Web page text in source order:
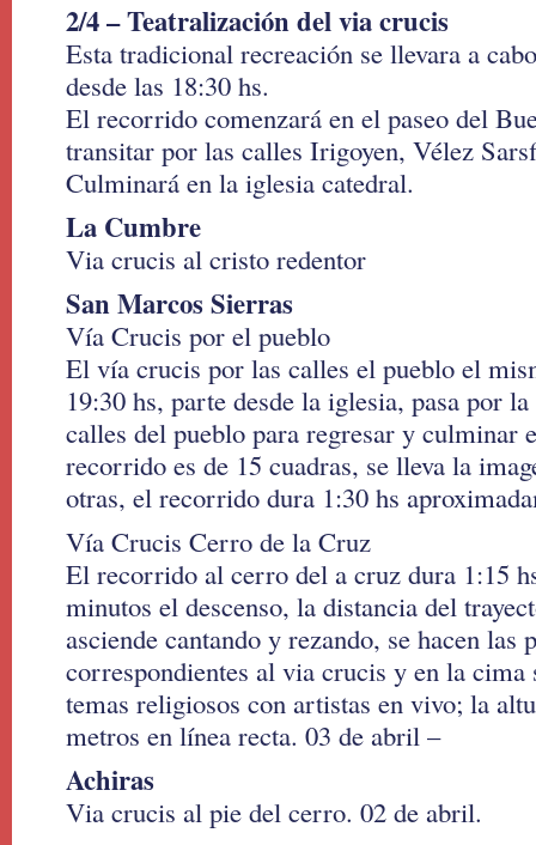
2/4 – Teatralización del via crucis
Esta tradicional recreación se llevara a
desde las 18:30 hs.
El recorrido comenzará en el paseo del
transitar por las calles Irigoyen, Vélez
Culminará en la iglesia catedral.
La Cumbre
Via crucis al cristo redentor
San Marcos Sierras
Vía Crucis por el pueblo
El vía crucis por las calles el pueblo el
19:30 hs, parte desde la iglesia, pasa por
calles del pueblo para regresar y culminar
recorrido es de 15 cuadras, se lleva la
otras, el recorrido dura 1:30 hs
Vía Crucis Cerro de la Cruz
El recorrido al cerro del a cruz dura 1:15
minutos el descenso, la distancia del
asciende cantando y rezando, se hacen las
correspondientes al via crucis y en la
temas religiosos con artistas en vivo; la
metros en línea recta. 03 de abril –
Achiras
Via crucis al pie del cerro. 02 de abril.